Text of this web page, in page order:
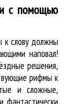
с помощью
к слову должны
наповал!
решения,
рифмы к
и сложные,
фантастически